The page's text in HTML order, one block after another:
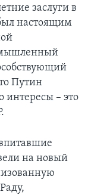
заслуги в
настоящим
Путин
интересы – это
на новый